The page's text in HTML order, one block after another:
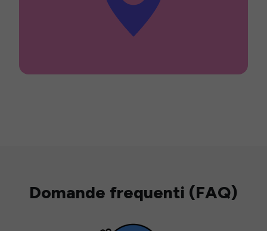
Domande frequenti (FAQ)